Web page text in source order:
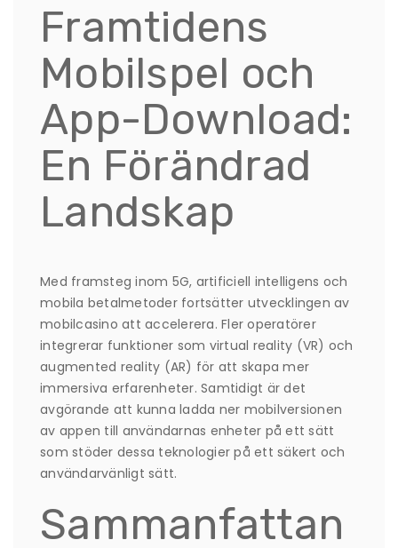
Framtidens
Mobilspel och
App-Download:
En Förändrad
Landskap
Med framsteg inom 5G, artificiell intelligens och
mobila betalmetoder fortsätter utvecklingen av
mobilcasino att accelerera. Fler operatörer
integrerar funktioner som virtual reality (VR) och
augmented reality (AR) för att skapa mer
immersiva erfarenheter. Samtidigt är det
avgörande att kunna ladda ner mobilversionen
av appen till användarnas enheter på ett sätt
som stöder dessa teknologier på ett säkert och
användarvänligt sätt.
Sammanfattan